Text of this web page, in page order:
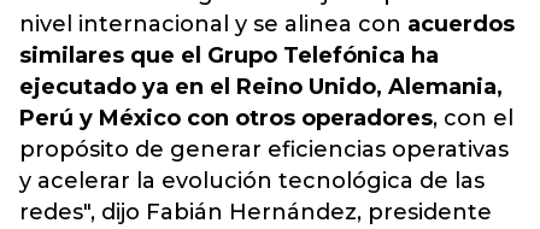
nivel internacional y se alinea con acuerdos
similares que el Grupo Telefónica ha
ejecutado ya en el Reino Unido, Alemania,
Perú y México con otros operadores, con el
propósito de generar eficiencias operativas
y acelerar la evolución tecnológica de las
redes", dijo Fabián Hernández, presidente